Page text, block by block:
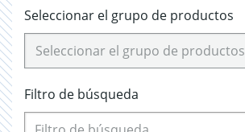
Seleccionar el grupo de productos
Seleccionar el grupo de productos
Filtro de búsqueda